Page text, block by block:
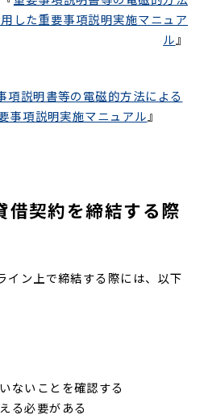
した重要事項説明実施マニュア
ル 』
項説明書等の電磁的方法による
事項説明実施マニュアル 』
借契約を締結する際
イン上で締結する際には、以下
ないことを確認する
る必要がある